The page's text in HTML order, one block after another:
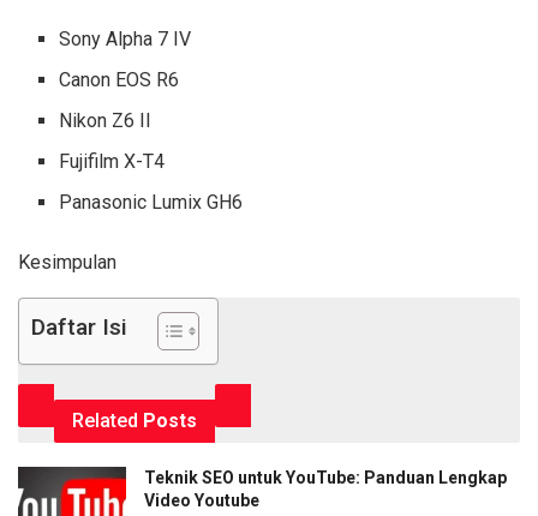
Sony Alpha 7 IV
Canon EOS R6
Nikon Z6 II
Fujifilm X-T4
Panasonic Lumix GH6
Kesimpulan
Daftar Isi
Related Posts
Teknik SEO untuk YouTube: Panduan Lengkap
Video Youtube